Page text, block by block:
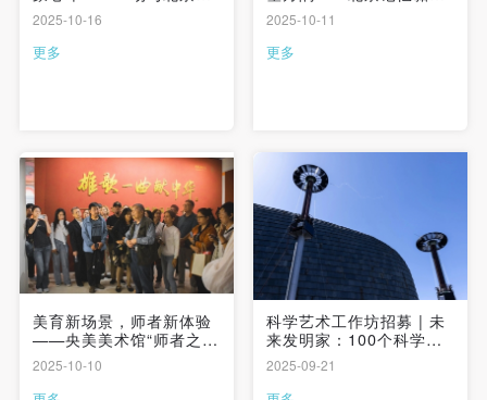
忆的对话
2025-10-16
更多
创作工作坊
2025-10-11
更多
美育新场景，师者新体验
——央美美术馆“师者之
夜”点亮跨界教学灵感
2025-10-10
科学艺术工作坊招募 | 未
来发明家：100个科学幻
想
2025-09-21